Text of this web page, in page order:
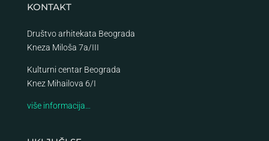
KONTAKT
Društvo arhitekata Beograda
Kneza Miloša 7a/III
Kulturni centar Beograda
Knez Mihailova 6/I
više informacija…